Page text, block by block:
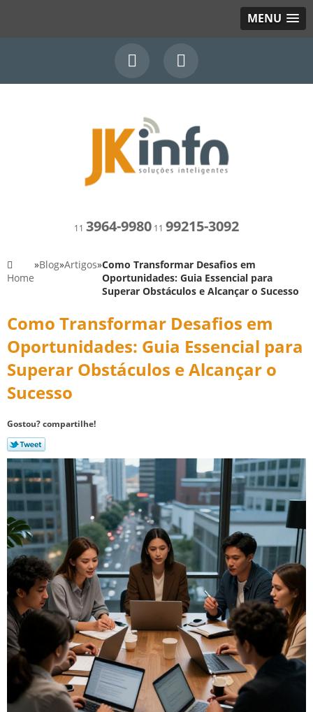
MENU
11 3964-9980 11 99215-3092
Home
»Blog»Artigos»Como Transformar Desafios em
Oportunidades: Guia Essencial para
Superar Obstáculos e Alcançar o Sucesso
Como Transformar Desafios em
Oportunidades: Guia Essencial para
Superar Obstáculos e Alcançar o
Sucesso
Gostou? compartilhe!